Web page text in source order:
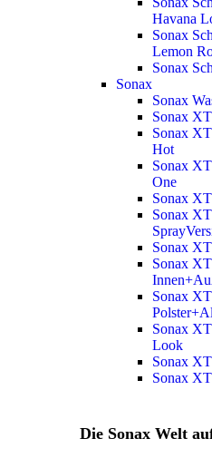
Havana
Sonax
Lemon
Sonax
Sonax
Sonax
Sonax
Sonax
Hot
Sonax
One
Sonax
Sonax
Sonax
Sonax
Sonax
Sonax
Look
Sonax
Sonax
Die Sonax Welt